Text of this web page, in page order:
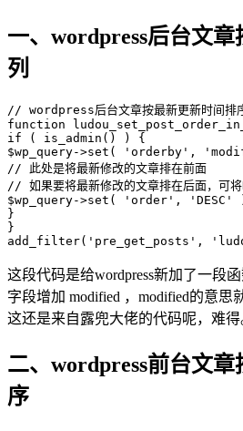
一、wordpress后台文
列
// wordpress后台文章按最新更新时间
function
if ( is_admin() ) {
$wp_query->set( 'orderby',
// 此处是将最新修改的文章排在前面
// 如果要将最新修改的文章排在后面，可将
$wp_query->set( 'order', 'DESC'
}
}
add_filter('pre_get_posts',
这段代码是给wordpress新加了一段
字段增加 modified ，modified的意思
这还是来自露兜大佬的代码呢，难得
二、wordpress前台文
序